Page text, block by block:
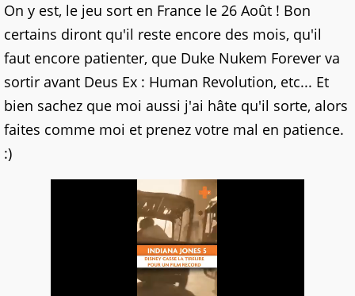
On y est, le jeu sort en France le 26 Août ! Bon
certains diront qu'il reste encore des mois, qu'il
faut encore patienter, que Duke Nukem Forever va
sortir avant Deus Ex : Human Revolution, etc... Et
bien sachez que moi aussi j'ai hâte qu'il sorte, alors
faites comme moi et prenez votre mal en patience.
:)